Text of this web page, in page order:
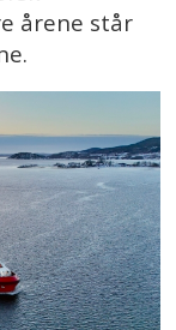
årene står